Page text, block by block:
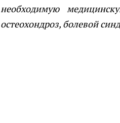
необходимую
остеохондроз, болевой